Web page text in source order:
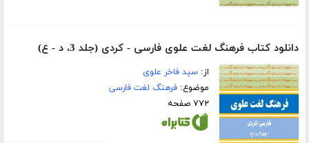
دانلود کتاب فرهنگ لغت علوی فارسی - کردی (جلد 3، د - ع)
از:سید فاخر علوی
موضوع:فرهنگ لغت فارسی
۷۷۲ صفحه